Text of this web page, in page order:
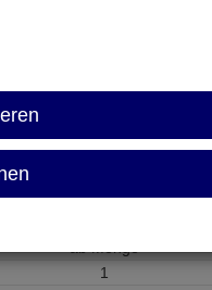
12A
Print-Relais 12V= 1xUM
1